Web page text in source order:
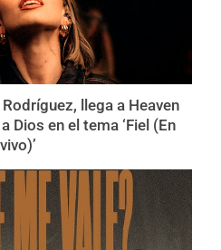
llega a Heaven
Dios en el tema ‘Fiel (En
vivo)’